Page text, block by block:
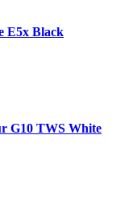
E5x Black
G10 TWS White